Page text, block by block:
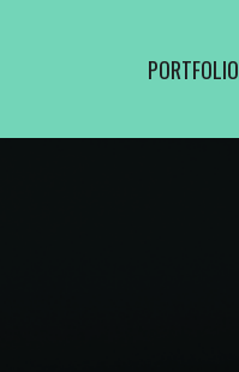
PORTFOLIO